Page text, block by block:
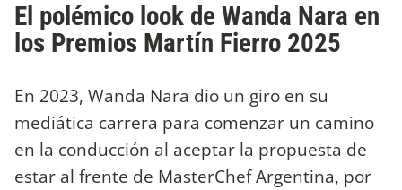
El polémico look de Wanda Nara en
los Premios Martín Fierro 2025
En 2023, Wanda Nara dio un giro en su
mediática carrera para comenzar un camino
en la conducción al aceptar la propuesta de
estar al frente de MasterChef Argentina, por